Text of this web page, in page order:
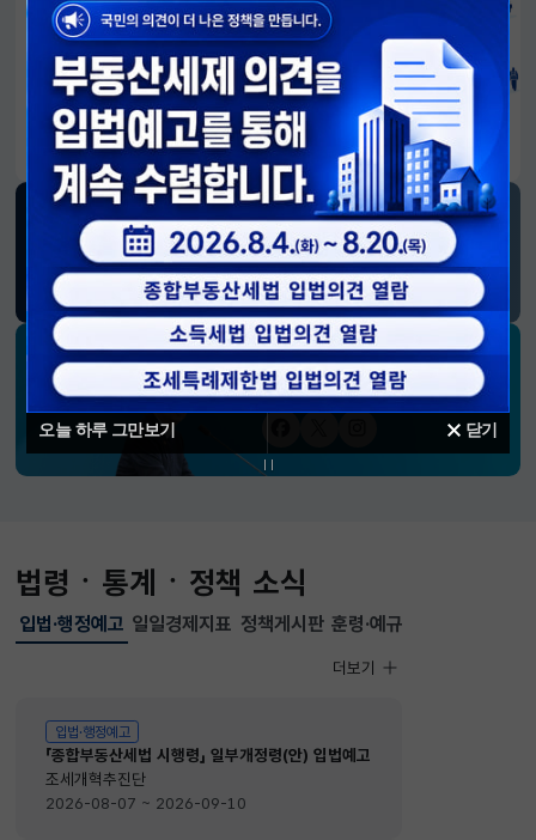
오늘 하루 그만보기 닫기
알림판
국민이 만든 대전환의 길-회복과 도약, 모두의 1년
재정경제부 SNS 소식
블로그페이스북트위터(X)유튜브인스타그램
소통하는 경제 리더 구윤철 장관의
SNS 채널
법령ㆍ통계ㆍ정책 소식
입법·행정예고
선택됨
입법·행정예고
입법·행정예고
「종합부동산세법 시행령」 일부개정령(안) 입법예고
조세개혁추진단
2026-08-07 ~ 2026-09-10
입법·행정예고
더보기
일일경제지표 정책게시판 훈령·예규